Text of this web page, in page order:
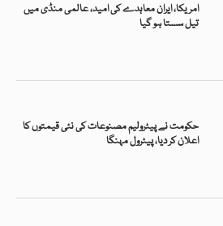
امریکا، ایران معاہدے کی امید، عالمی منڈی میں
تیل سستا ہو گیا
حکومت نے پیٹرولیم مصنوعات کی نئی قیمتوں کا
اعلان کر دیا، پیٹرول مہنگا